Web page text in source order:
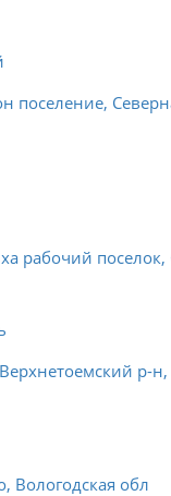
поселение,
рабочий поселок,
р-н,
Вологодская обл